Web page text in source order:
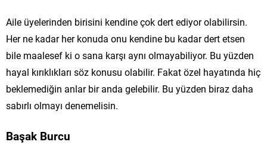
Aile üyelerinden birisini kendine çok dert ediyor olabilirsin.
Her ne kadar her konuda onu kendine bu kadar dert etsen
bile maalesef ki o sana karşı aynı olmayabiliyor. Bu yüzden
hayal kırıklıkları söz konusu olabilir. Fakat özel hayatında hiç
beklemediğin anlar bir anda gelebilir. Bu yüzden biraz daha
sabırlı olmayı denemelisin.
Başak Burcu